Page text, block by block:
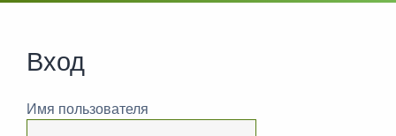
Вход
Имя пользователя